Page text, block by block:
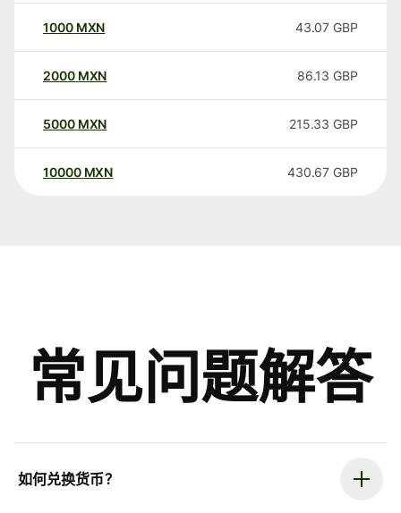
1000 MXN 43.07 GBP
2000 MXN 86.13 GBP
5000 MXN 215.33 GBP
10000 MXN 430.67 GBP
常见问题解答
如何兑换货币？